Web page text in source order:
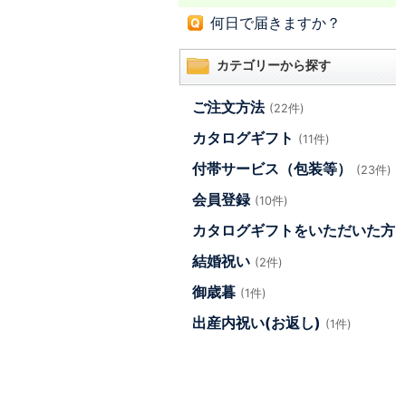
何日で届きますか？
カテゴリーから探す
ご注文方法 (22件)
カタログギフト (11件)
付帯サービス（包装等） (23件)
会員登録 (10件)
カタログギフトをいただいた方
結婚祝い (2件)
御歳暮 (1件)
出産内祝い(お返し) (1件)